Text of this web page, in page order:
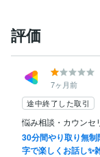
評価
7ヶ月前
途中終了した取引
悩み相談・カウンセ
30分間やり取り無
字で楽しくお話し✨